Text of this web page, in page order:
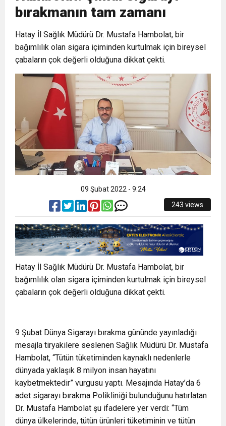
ve Onur Nişanesidir
6:19
CUMHURİYET BAYRAMI MESAJI
17:36 KURUMLAR VERGİSİ ERTELENDİ
İTSO İŞ-KUR SGK TOPLANTI
DUYURUSU
CEYLANDERE’DE BAŞKAN EMRAH
KARAÇAY’A SEVGİ SELİ
18:22 BAŞKAN SAMİ ÜSTÜN’DEN
GÖNÜLLERE DOKUNAN ZİYARET
bırakmanın tam zamanı
Hatay İl Sağlık Müdürü Dr. Mustafa Hambolat, bir
bağımlılık olan sigara içiminden kurtulmak için bireysel
çabaların çok değerli olduğuna dikkat çekti.
09 Şubat 2022 - 9:24
243 views
Hatay İl Sağlık Müdürü Dr. Mustafa Hambolat, bir
bağımlılık olan sigara içiminden kurtulmak için bireysel
çabaların çok değerli olduğuna dikkat çekti.
9 Şubat Dünya Sigarayı bırakma gününde yayınladığı
mesajla tiryakilere seslenen Sağlık Müdürü Dr. Mustafa
Hambolat, “Tütün tüketiminden kaynaklı nedenlerle
dünyada yaklaşık 8 milyon insan hayatını
kaybetmektedir” vurgusu yaptı. Mesajında Hatay’da 6
adet sigarayı bırakma Polikliniği bulunduğunu hatırlatan
Dr. Mustafa Hambolat şu ifadelere yer verdi: “Tüm
dünya ülkelerinde, tütün ürünleri tüketiminin ve tütün